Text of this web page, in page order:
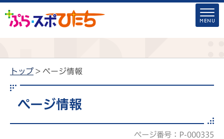
トップ > ページ情報
ページ情報
ページ番号：P-000335